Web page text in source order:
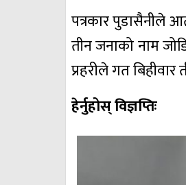
पत्रकार पुडासैनीले
तीन जनाको नाम
प्रहरीले गत बिहीवार
हेर्नुहोस् विज्ञप्तिः